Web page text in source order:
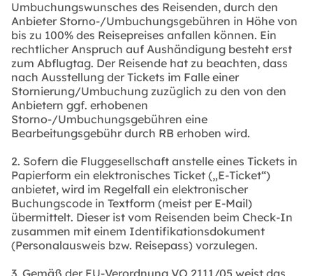
Umbuchungswunsches des Reisenden, durch den
Anbieter Storno‑/Umbuchungsgebühren in Höhe von
bis zu 100% des Reisepreises anfallen können. Ein
rechtlicher Anspruch auf Aushändigung besteht erst
zum Abflugtag. Der Reisende hat zu beachten, dass
nach Ausstellung der Tickets im Falle einer
Stornierung/Umbuchung zuzüglich zu den von den
Anbietern ggf. erhobenen
Storno‑/Umbuchungsgebühren eine
Bearbeitungsgebühr durch RB erhoben wird.
2. Sofern die Fluggesellschaft anstelle eines Tickets in
Papierform ein elektronisches Ticket („E-Ticket“)
anbietet, wird im Regelfall ein elektronischer
Buchungscode in Textform (meist per E-Mail)
übermittelt. Dieser ist vom Reisenden beim Check-In
zusammen mit einem Identifikationsdokument
(Personalausweis bzw. Reisepass) vorzulegen.
3. Gemäß der EU-Verordnung VO 2111/05 weist das